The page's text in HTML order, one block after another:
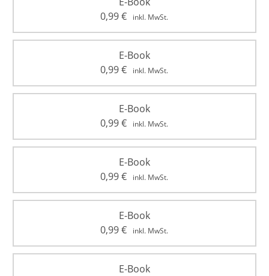
0,99€ inkl. MwSt.
E-Book
0,99€ inkl. MwSt.
E-Book
0,99€ inkl. MwSt.
E-Book
0,99€ inkl. MwSt.
E-Book
0,99€ inkl. MwSt.
E-Book